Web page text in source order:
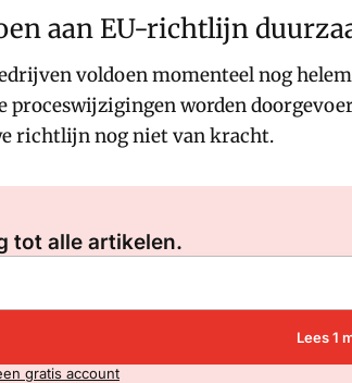
aan EU-richtlijn
voldoen momenteel nog
proceswijzigingen worden
richtlijn nog niet van kracht.
tot alle artikelen.
Lees 1
gratis account